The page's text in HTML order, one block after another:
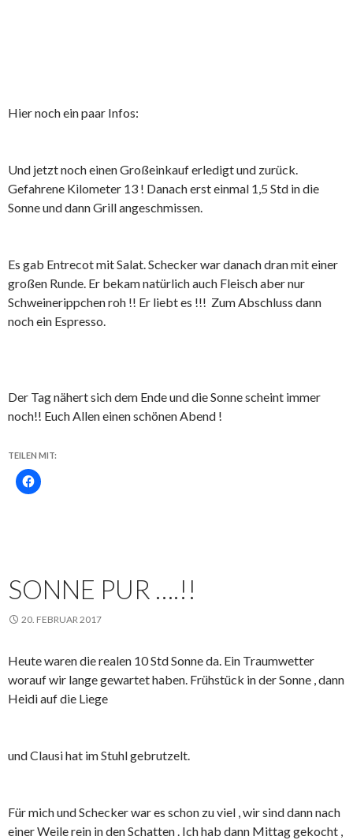
Hier noch ein paar Infos:
Und jetzt noch einen Großeinkauf erledigt und zurück.
Gefahrene Kilometer 13 ! Danach erst einmal 1,5 Std in die
Sonne und dann Grill angeschmissen.
Es gab Entrecot mit Salat. Schecker war danach dran mit einer
großen Runde. Er bekam natürlich auch Fleisch aber nur
Schweinerippchen roh !! Er liebt es !!! Zum Abschluss dann
noch ein Espresso.
Der Tag nähert sich dem Ende und die Sonne scheint immer
noch!! Euch Allen einen schönen Abend !
TEILEN MIT:
SONNE PUR ….!!
20. FEBRUAR 2017
Heute waren die realen 10 Std Sonne da. Ein Traumwetter
worauf wir lange gewartet haben. Frühstück in der Sonne , dann
Heidi auf die Liege
und Clausi hat im Stuhl gebrutzelt.
Für mich und Schecker war es schon zu viel , wir sind dann nach
einer Weile rein in den Schatten . Ich hab dann Mittag gekocht ,